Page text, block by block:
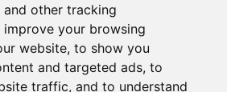
and other tracking
your browsing
website, to show you
and targeted ads, to
traffic, and to understand